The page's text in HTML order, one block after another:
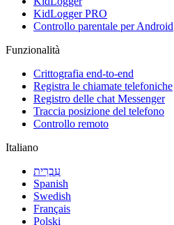
KidLogger PRO
Controllo parentale per Android
Funzionalità
Crittografia end-to-end
Registra le chiamate telefoniche
Registro delle chat Messenger
Traccia posizione del telefono
Controllo remoto
Italiano
עִבְרִית
Spanish
Swedish
Français
Polski